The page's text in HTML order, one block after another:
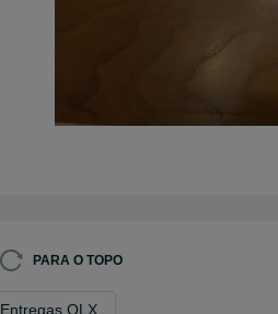
PARA O TOPO
Entregas OLX